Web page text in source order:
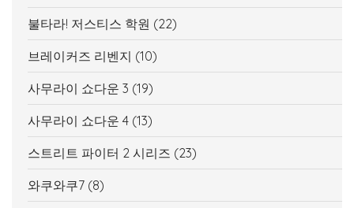
불타라! 저스티스 학원 (22)
브레이커즈 리벤지 (10)
사무라이 쇼다운 3 (19)
사무라이 쇼다운 4 (13)
스트리트 파이터 2 시리즈 (23)
와쿠와쿠7 (8)